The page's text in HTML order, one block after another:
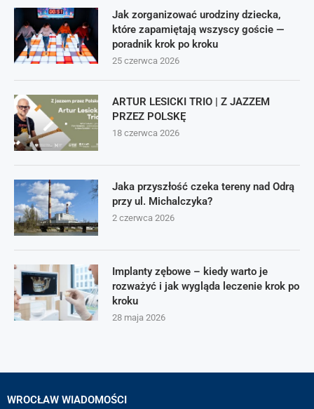
Jak zorganizować urodziny dziecka,
które zapamiętają wszyscy goście —
poradnik krok po kroku
25 czerwca 2026
ARTUR LESICKI TRIO | Z JAZZEM
PRZEZ POLSKĘ
18 czerwca 2026
Jaka przyszłość czeka tereny nad Odrą
przy ul. Michalczyka?
2 czerwca 2026
Implanty zębowe – kiedy warto je
rozważyć i jak wygląda leczenie krok po
kroku
28 maja 2026
WROCŁAW WIADOMOŚCI